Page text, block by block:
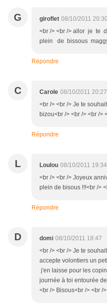
G giroflet 08/10/2011 20:30
<br /> <br /> allor je te
plein de bissous
Répondre
C Carole 08/10/2011 20:27
<br /> <br /> Je te
bizou<br /> <br /> <br />
Répondre
L Loulou 08/10/2011 19:34
<br /> <br /> Joyeux
plein de bisous !!!<br />
Répondre
D domi 08/10/2011 18:47
<br /> <br /> Je te
accepte volontiers un
j'en laisse pour les
journée à toi entourée
<br /> Bisous<br /> <br /